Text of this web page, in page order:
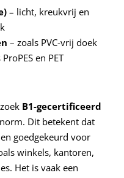
– licht, kreukvrij en
– zoals PVC-vrij doek
en PET
B1-gecertificeerd
Dit betekent dat
goedgekeurd voor
winkels, kantoren,
Het is vaak een